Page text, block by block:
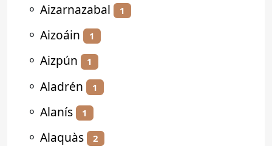
⚬ Aizarnazabal 1
⚬ Aizoáin 1
⚬ Aizpún 1
⚬ Aladrén 1
⚬ Alanís 1
⚬ Alaquàs 2